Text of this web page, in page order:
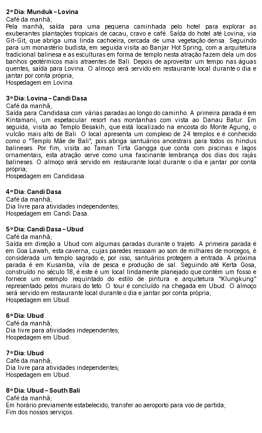
2º Dia: Munduk – Lovina
Café da manhã;
Pela manhã, saída para uma pequena caminhada pelo hotel para explorar as
exuberantes plantações tropicais de cacau, cravo e café. Saída do hotel até Lovina, via
Git-Git, que abriga uma linda cachoeira, cercada de uma vegetação densa. Seguindo
para um monastério budista, em seguida visita ao Banjar Hot Spring, com a arquitetura
tradicional balinesa e as esculturas em forma de templo nesta atração fazem dela um dos
banhos geotérmicos mais atraentes de Bali. Depois de aproveitar um tempo nas águas
quentes, saída para Lovina. O almoço será servido em restaurante local durante o dia e
jantar por conta própria;
Hospedagem em Lovina.
3º Dia: Lovina – Candi Dasa
Café da manhã;
Saída para Candidasa com várias paradas ao longo do caminho. A primeira parada é em
Kintamani, um espetacular resort nas montanhas com vista ao Danau Batur. Em
seguida, visita ao Templo Besakih, que está localizado na encosta do Monte Agung, o
vulcão mais alto de Bali. O local apresenta um complexo de 24 templos e é conhecido
como o “Templo Mãe de Bali”, pois abriga santuários ancestrais para todos os hindus
balineses. Por fim, visita ao Taman Tirta Gangga que conta com piscinas e lagos
ornamentais, esta atração serve como uma fascinante lembrança dos dias dos rajás
balineses. O almoço será servido em restaurante local durante o dia e jantar por conta
própria;
Hospedagem em Candidasa.
4º Dia: Candi Dasa
Café da manhã;
Dia livre para atividades independentes;
Hospedagem em Candi Dasa.
5º Dia: Candi Dasa – Ubud
Café da manhã;
Saída em direção a Ubud com algumas paradas durante o trajeto. A primeira parada é
em Goa Lawah, esta caverna, cujas paredes ressoam ao som de milhares de morcegos, é
considerada um templo sagrado e, por isso, santuários protegem a entrada. A próxima
parada é em Kusamba, vila de pesca e produção de sal. Seguindo até Kerta Gosa,
construído no século 18, é este é um local lindamente planejado que contém um fosso e
fornece um exemplo requintado do estilo de pintura e arquitetura “Klungkung”
representado pelos murais do teto. O tour é concluído na chegada em Ubud. O almoço
será servido em restaurante local durante o dia e jantar por conta própria;
Hospedagem em Ubud.
6º Dia: Ubud
Café da manhã;
Dia livre para atividades independentes;
Hospedagem em Ubud.
7º Dia: Ubud
Café da manhã;
Dia livre para atividades independentes;
Hospedagem em Ubud.
8º Dia: Ubud – South Bali
Café da manhã;
Em horário previamente estabelecido, transfer ao aeroporto para voo de partida;
Fim dos nossos serviços.